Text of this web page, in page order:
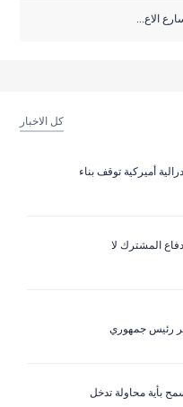
الاع...
كل الاخبار
أميركية توقف بناء
المشترك لا
رئيس جمهوري
بأية محاولة تدخل